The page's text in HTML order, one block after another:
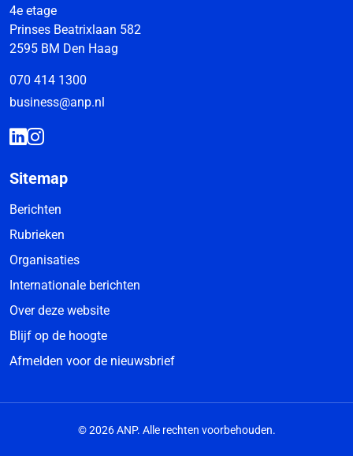
4e etage
Prinses Beatrixlaan 582
2595 BM Den Haag
070 414 1300
business@anp.nl
Sitemap
Berichten
Rubrieken
Organisaties
Internationale berichten
Over deze website
Blijf op de hoogte
Afmelden voor de nieuwsbrief
© 2026 ANP. Alle rechten voorbehouden.